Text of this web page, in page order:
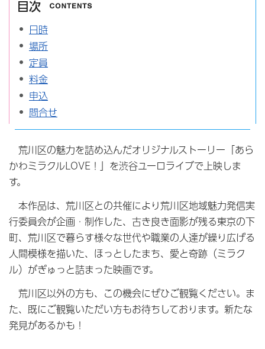
目次
日時
場所
定員
料金
申込
問合せ
荒川区の魅力を詰め込んだオリジナルストーリー「あら
かわミラクルLOVE！」を渋谷ユーロライブで上映しま
す。
本作品は、荒川区との共催により荒川区地域魅力発信実
行委員会が企画・制作した、古き良き面影が残る東京の下
町、荒川区で暮らす様々な世代や職業の人達が繰り広げる
人間模様を描いた、ほっとしたまち、愛と奇跡（ミラク
ル）がぎゅっと詰まった映画です。
荒川区以外の方も、この機会にぜひご観覧ください。ま
た、既にご観覧いただい方もお待ちしております。新たな
発見があるかも！